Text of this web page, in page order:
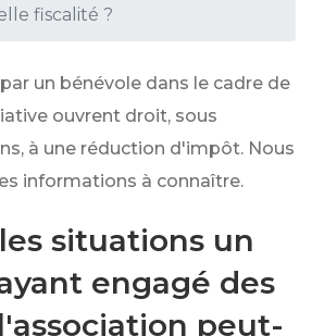
fiscalité ?
un bénévole dans le cadre de
ouvrent droit, sous
à une réduction d'impôt. Nous
informations à connaître.
situations un
engagé des
peut-